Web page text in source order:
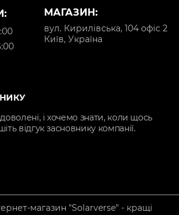
МАГАЗИН:
вул. Кирилівська, 104 офіс 2
Київ, Україна
і хочемо знати, коли щось
відгук засновнику компанії.
магазин "Solarverse" - кращі